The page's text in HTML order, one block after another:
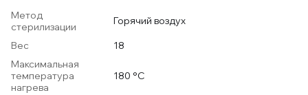
Метод
стерилизации
Горячий воздух
Вес
18
Максимальная
температура
нагрева
180 °С